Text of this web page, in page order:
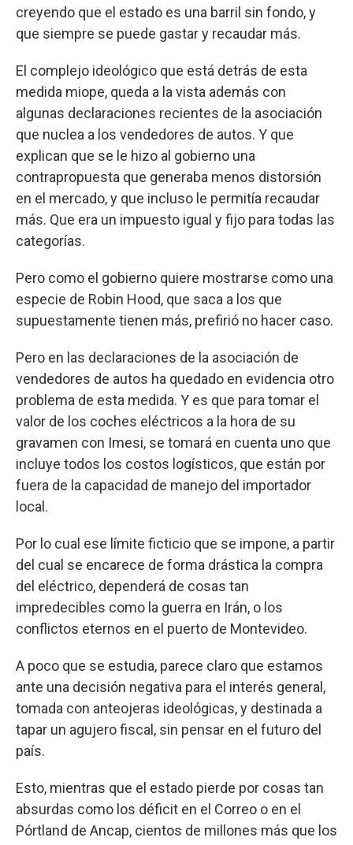
creyendo que el estado es una barril sin fondo, y
que siempre se puede gastar y recaudar más.
El complejo ideológico que está detrás de esta
medida miope, queda a la vista además con
algunas declaraciones recientes de la asociación
que nuclea a los vendedores de autos. Y que
explican que se le hizo al gobierno una
contrapropuesta que generaba menos distorsión
en el mercado, y que incluso le permitía recaudar
más. Que era un impuesto igual y fijo para todas las
categorías.
Pero como el gobierno quiere mostrarse como una
especie de Robin Hood, que saca a los que
supuestamente tienen más, prefirió no hacer caso.
Pero en las declaraciones de la asociación de
vendedores de autos ha quedado en evidencia otro
problema de esta medida. Y es que para tomar el
valor de los coches eléctricos a la hora de su
gravamen con Imesi, se tomará en cuenta uno que
incluye todos los costos logísticos, que están por
fuera de la capacidad de manejo del importador
local.
Por lo cual ese límite ficticio que se impone, a partir
del cual se encarece de forma drástica la compra
del eléctrico, dependerá de cosas tan
impredecibles como la guerra en Irán, o los
conflictos eternos en el puerto de Montevideo.
A poco que se estudia, parece claro que estamos
ante una decisión negativa para el interés general,
tomada con anteojeras ideológicas, y destinada a
tapar un agujero fiscal, sin pensar en el futuro del
país.
Esto, mientras que el estado pierde por cosas tan
absurdas como los déficit en el Correo o en el
Pórtland de Ancap, cientos de millones más que los